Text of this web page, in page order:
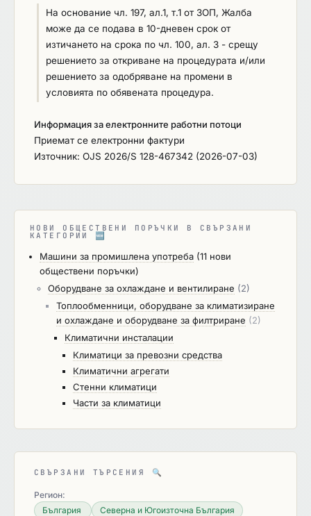
на обособената позиция; - По Обособена
позиция № 2: По показател: Цоу – Показател за
предложената от участника обща цена за всички
отоплителни устройства за битово отопление –
прогнозната стойност на обособената позиция
По показател Цвои – Показател за сборът от
материалите необходими за изграждане на
вътрешна отоплителна инсталация – 519,16 евро
без ДДС
На основание чл. 197, ал.1, т.1 от ЗОП, Жалба
може да се подава в 10-дневен срок от
изтичането на срока по чл. 100, ал. 3 - срещу
решението за откриване на процедурата и/или
решението за одобряване на промени в
условията по обявената процедура.
Информация за електронните работни потоци
Приемат се електронни фактури
Източник: OJS 2026/S 128-467342 (2026-07-03)
НОВИ ОБЩЕСТВЕНИ ПОРЪЧКИ В СВЪРЗАНИ
КАТЕГОРИИ 🆕
Машини за промишлена употреба (11 нови
обществени поръчки)
Оборудване за охлаждане и вентилиране (2)
Топлообменници, оборудване за климатизиране
и охлаждане и оборудване за филтриране (2)
Климатични инсталации
Климатици за превозни средства
Климатични агрегати
Стенни климатици
Части за климатици
СВЪРЗАНИ ТЪРСЕНИЯ 🔍
Регион:
България
Северна и Югоизточна България